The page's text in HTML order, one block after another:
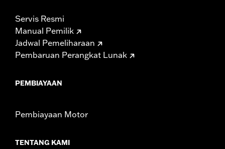
Servis Resmi
Manual Pemilik
Jadwal Pemeliharaan
Pembaruan Perangkat Lunak
PEMBIAYAAN
Pembiayaan Motor
TENTANG KAMI